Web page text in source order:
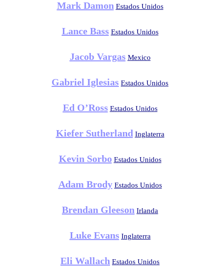
Mark Damon Estados Unidos
Lance Bass Estados Unidos
Jacob Vargas Mexico
Gabriel Iglesias Estados Unidos
Ed O’Ross Estados Unidos
Kiefer Sutherland Inglaterra
Kevin Sorbo Estados Unidos
Adam Brody Estados Unidos
Brendan Gleeson Irlanda
Luke Evans Inglaterra
Eli Wallach Estados Unidos